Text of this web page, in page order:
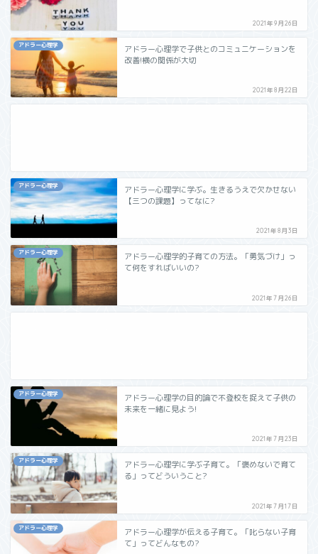
2021年9月26日
アドラー心理学
アドラー心理学で子供とのコミュニケーションを
改善!横の関係が大切
2021年8月22日
アドラー心理学
アドラー心理学に学ぶ。生きるうえで欠かせない
【三つの課題】ってなに?
2021年8月3日
アドラー心理学
アドラー心理学的子育ての方法。「勇気づけ」っ
て何をすればいいの?
2021年7月26日
アドラー心理学
アドラー心理学の目的論で不登校を捉えて子供の
未来を一緒に見よう!
2021年7月23日
アドラー心理学
アドラー心理学に学ぶ子育て。「褒めないで育て
る」ってどういうこと?
2021年7月17日
アドラー心理学
アドラー心理学が伝える子育て。「叱らない子育
て」ってどんなもの?